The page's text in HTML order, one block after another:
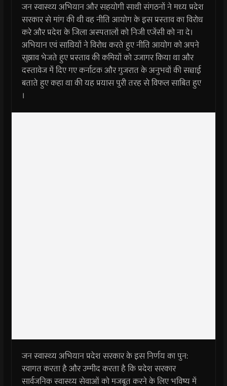
जन स्वास्थ्य अभियान और सहयोगी साथी संगठनों ने मध्य प्रदेश
सरकार से मांग की थी वह नीति आयोग के इस प्रस्ताव का विरोध
करे और प्रदेश के जिला अस्पतालों को निजी एजेंसी को ना दे।
अभियान एवं साथियों ने विरोध करते हुए नीति आयोग को अपने
सुझाव भेजते हुए प्रस्ताव की कमियों को उजागर किया था और
दस्तावेज में दिए गए कर्नाटक और गुजरात के अनुभवों की सच्चाई
बताते हुए कहा था की यह प्रयास पुरी तरह से विफल साबित हुए
।
जन स्वास्थ्य अभियान प्रदेश सरकार के इस निर्णय का पुन:
स्वागत करता है और उम्मीद करता है कि प्रदेश सरकार
सार्वजनिक स्वास्थ्य सेवाओं को मजबूत करने के लिए भविष्य में